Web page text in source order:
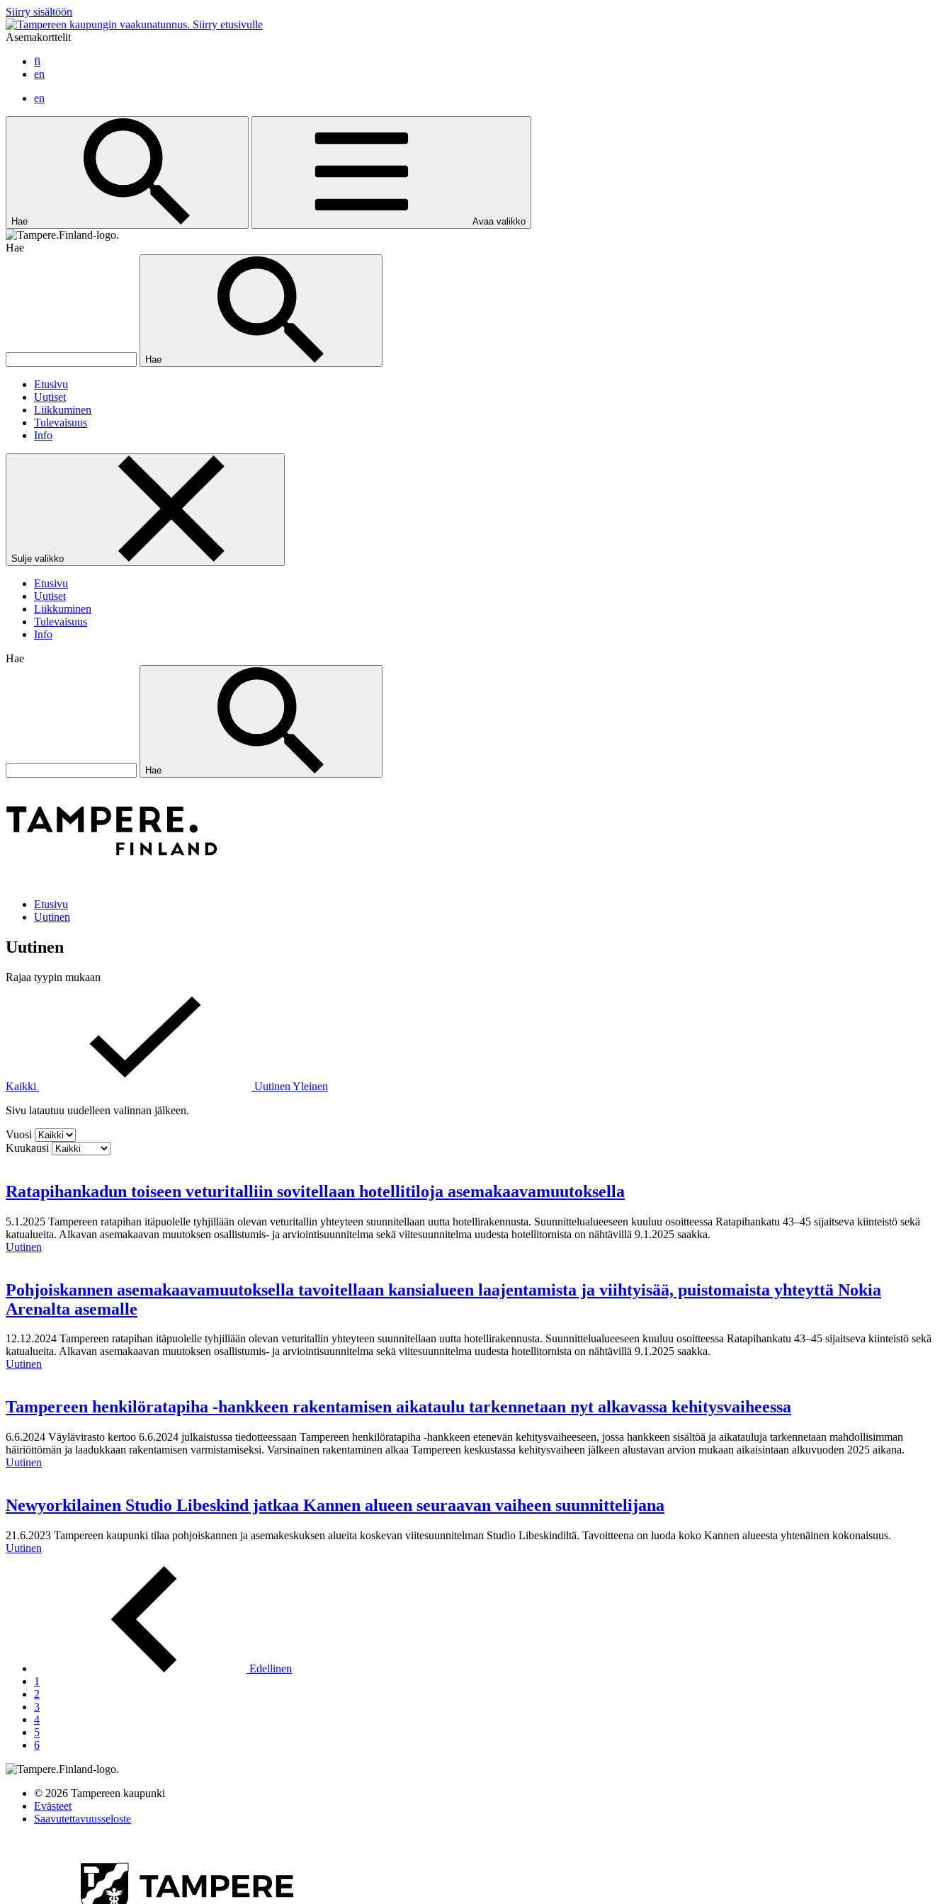
Siirry sisältöön
Siirry etusivulle
Asemakorttelit
fi
en
en
Hae Avaa valikko
Hae
Hae
Etusivu
Uutiset
Liikkuminen
Tulevaisuus
Info
Sulje valikko
Etusivu
Uutiset
Liikkuminen
Tulevaisuus
Info
Hae
Hae
Etusivu
Uutinen
Uutinen
Rajaa tyypin mukaan
Kaikki Uutinen Yleinen
Sivu latautuu uudelleen valinnan jälkeen.
Vuosi
Kuukausi
Ratapihankadun toiseen veturitalliin sovitellaan hotellitiloja asemakaavamuutoksella
5.1.2025 Tampereen ratapihan itäpuolelle tyhjillään olevan veturitallin yhteyteen suunnitellaan uutta hotellirakennusta. Suunnittelualueeseen kuuluu osoitteessa Ratapihankatu 43–45 sijaitseva kiinteistö sekä
katualueita. Alkavan asemakaavan muutoksen osallistumis- ja arviointisuunnitelma sekä viitesuunnitelma uudesta hotellitornista on nähtävillä 9.1.2025 saakka.
Uutinen
Pohjoiskannen asemakaavamuutoksella tavoitellaan kansialueen laajentamista ja viihtyisää, puistomaista yhteyttä Nokia
Arenalta asemalle
12.12.2024 Tampereen ratapihan itäpuolelle tyhjillään olevan veturitallin yhteyteen suunnitellaan uutta hotellirakennusta. Suunnittelualueeseen kuuluu osoitteessa Ratapihankatu 43–45 sijaitseva kiinteistö sekä
katualueita. Alkavan asemakaavan muutoksen osallistumis- ja arviointisuunnitelma sekä viitesuunnitelma uudesta hotellitornista on nähtävillä 9.1.2025 saakka.
Uutinen
Tampereen henkilöratapiha -hankkeen rakentamisen aikataulu tarkennetaan nyt alkavassa kehitysvaiheessa
6.6.2024 Väylävirasto kertoo 6.6.2024 julkaistussa tiedotteessaan Tampereen henkilöratapiha -hankkeen etenevän kehitysvaiheeseen, jossa hankkeen sisältöä ja aikatauluja tarkennetaan mahdollisimman
häiriöttömän ja laadukkaan rakentamisen varmistamiseksi. Varsinainen rakentaminen alkaa Tampereen keskustassa kehitysvaiheen jälkeen alustavan arvion mukaan aikaisintaan alkuvuoden 2025 aikana.
Uutinen
Newyorkilainen Studio Libeskind jatkaa Kannen alueen seuraavan vaiheen suunnittelijana
21.6.2023 Tampereen kaupunki tilaa pohjoiskannen ja asemakeskuksen alueita koskevan viitesuunnitelman Studio Libeskindiltä. Tavoitteena on luoda koko Kannen alueesta yhtenäinen kokonaisuus.
Uutinen
Edellinen
1
2
3
4
5
6
© 2026 Tampereen kaupunki
Evästeet
Saavutettavuusseloste